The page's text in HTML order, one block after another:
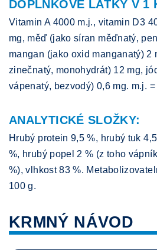
DOPLŇKOVÉ LÁTKY V 1
Vitamin A 4000 m.j., vitamin D3
mg, měď (jako síran měďnatý,
mangan (jako oxid manganatý) 2
zinečnatý, monohydrát) 12 mg,
vápenatý, bezvodý) 0,6 mg. m.j.
ANALYTICKÉ SLOŽKY:
Hrubý protein 9,5 %, hrubý tuk
%, hrubý popel 2 % (z toho
%), vlhkost 83 %.
100 g.
KRMNÝ NÁVOD